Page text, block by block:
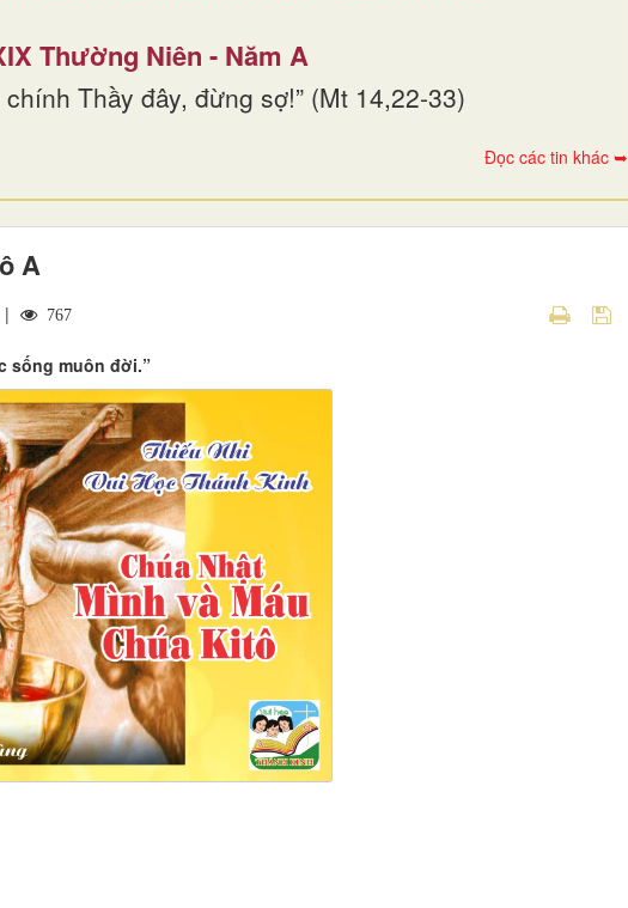
Thường Niên - Năm A
chính Thầy đây, đừng sợ!” (Mt 14,22-33)
Đọc các tin khác ➥
A
| 767
sống muôn đời.”